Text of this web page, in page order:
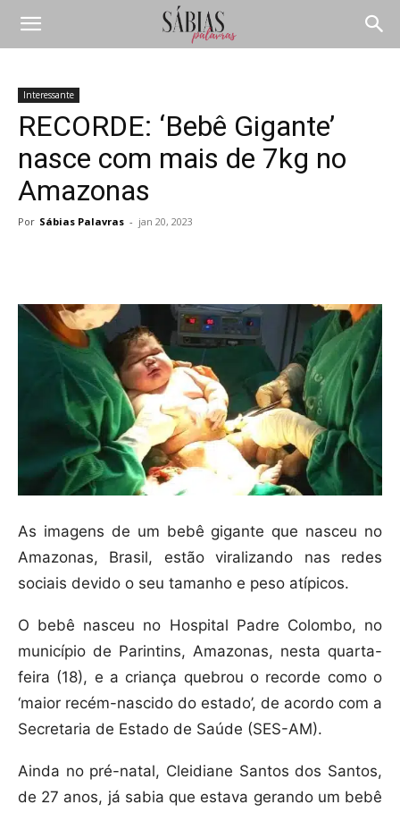
Interessante
RECORDE: ‘Bebê Gigante’
nasce com mais de 7kg no
Amazonas
Por Sábias Palavras - jan 20, 2023
As imagens de um bebê gigante que nasceu no
Amazonas, Brasil, estão viralizando nas redes
sociais devido o seu tamanho e peso atípicos.
O bebê nasceu no Hospital Padre Colombo, no
município de Parintins, Amazonas, nesta quarta-
feira (18), e a criança quebrou o recorde como o
‘maior recém-nascido do estado’, de acordo com a
Secretaria de Estado de Saúde (SES-AM).
Ainda no pré-natal, Cleidiane Santos dos Santos,
de 27 anos, já sabia que estava gerando um bebê